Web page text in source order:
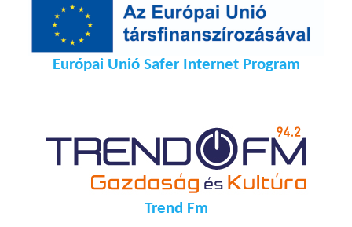
Európai Unió Safer Internet Program
Trend Fm